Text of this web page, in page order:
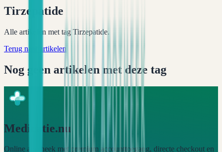
Tirzepatide
Alle artikelen met tag Tirzepatide.
Terug naar artikelen
Nog geen artikelen met deze tag
Medicatie.nu
Online apotheek met premium accounttoegang, directe checkout en